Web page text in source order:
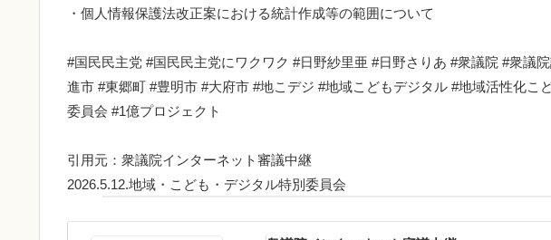
・個人情報保護法改正案における統計作成等の範囲について
#国民民主党 #国民民主党にワクワク #日野紗里亜 #日野さりあ #衆議院 #衆議
進市 #東郷町 #豊明市 #大府市 #地こデジ #地域こどもデジタル #地域活性化こ
委員会 #1億プロジェクト
引用元：衆議院インターネット審議中継
2026.5.12.地域・こども・デジタル特別委員会